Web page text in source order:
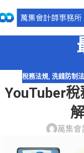
稅務法規, 洗錢防制法
YouTuber
萬集會